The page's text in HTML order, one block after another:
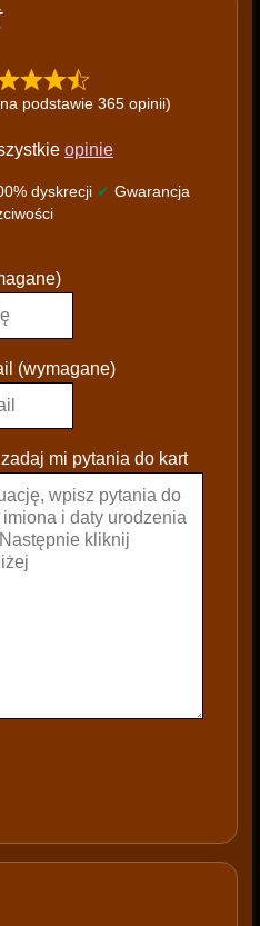
podstawie 365 opinii)
opinie
dyskrecji ✔ Gwarancja
(wymagane)
mi pytania do kart